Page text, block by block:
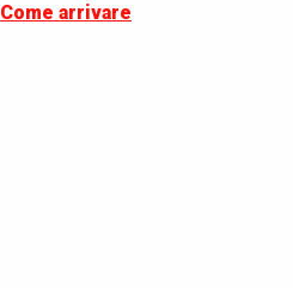
Come arrivare